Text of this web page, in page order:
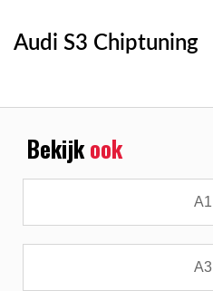
Audi S3 Chiptuning
Bekijkook
A1
A3